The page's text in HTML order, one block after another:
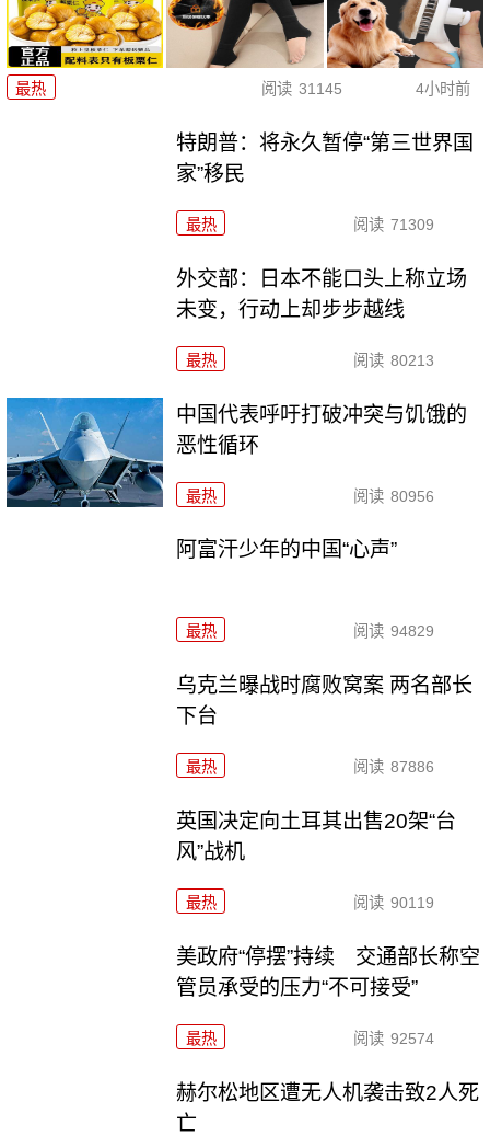
最热 阅读 31145 4小时前
特朗普：将永久暂停“第三世界国
家”移民
最热 阅读 71309
外交部：日本不能口头上称立场
未变，行动上却步步越线
最热 阅读 80213
中国代表呼吁打破冲突与饥饿的
恶性循环
最热 阅读 80956
阿富汗少年的中国“心声”
最热 阅读 94829
乌克兰曝战时腐败窝案 两名部长
下台
最热 阅读 87886
英国决定向土耳其出售20架“台
风”战机
最热 阅读 90119
美政府“停摆”持续 交通部长称空
管员承受的压力“不可接受”
最热 阅读 92574
赫尔松地区遭无人机袭击致2人死
亡